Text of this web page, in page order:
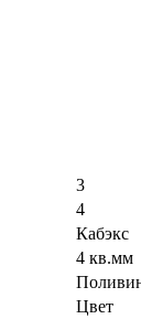
3
4
Кабэкс
4 кв.мм
Цвет